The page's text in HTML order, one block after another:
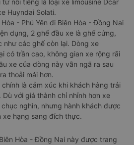
nổi tiếng là loại xe limousine Dcar
Huyndai Solati.
- Phú Yên đi Biên Hòa - Đồng Nai
dụng, 2 ghế đầu xe là ghế cứng,
như các ghế còn lại. Dòng xe
có trần cao, không gian xe rộng rãi
xe của dòng này vẫn ngã ra sau
thoải mái hơn.
là cảm xúc khi khách hàng trải
Dù với giá thành chỉ nhỉnh hơn xe
nghìn, nhưng hành khách được
xe hạng sang đích thực.
Hòa - Đồng Nai này được trang